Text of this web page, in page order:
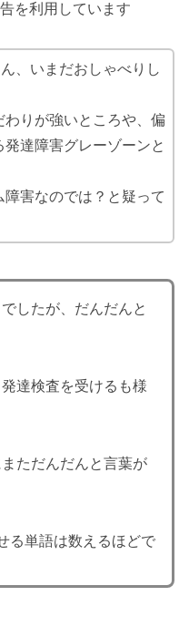
を利用しています
、いまだおしゃべりし
わりが強いところや、偏
達障害グレーゾーンと
障害なのでは？と疑って
したが、だんだんと
達検査を受けるも様
ただんだんと言葉が
る単語は数えるほどで